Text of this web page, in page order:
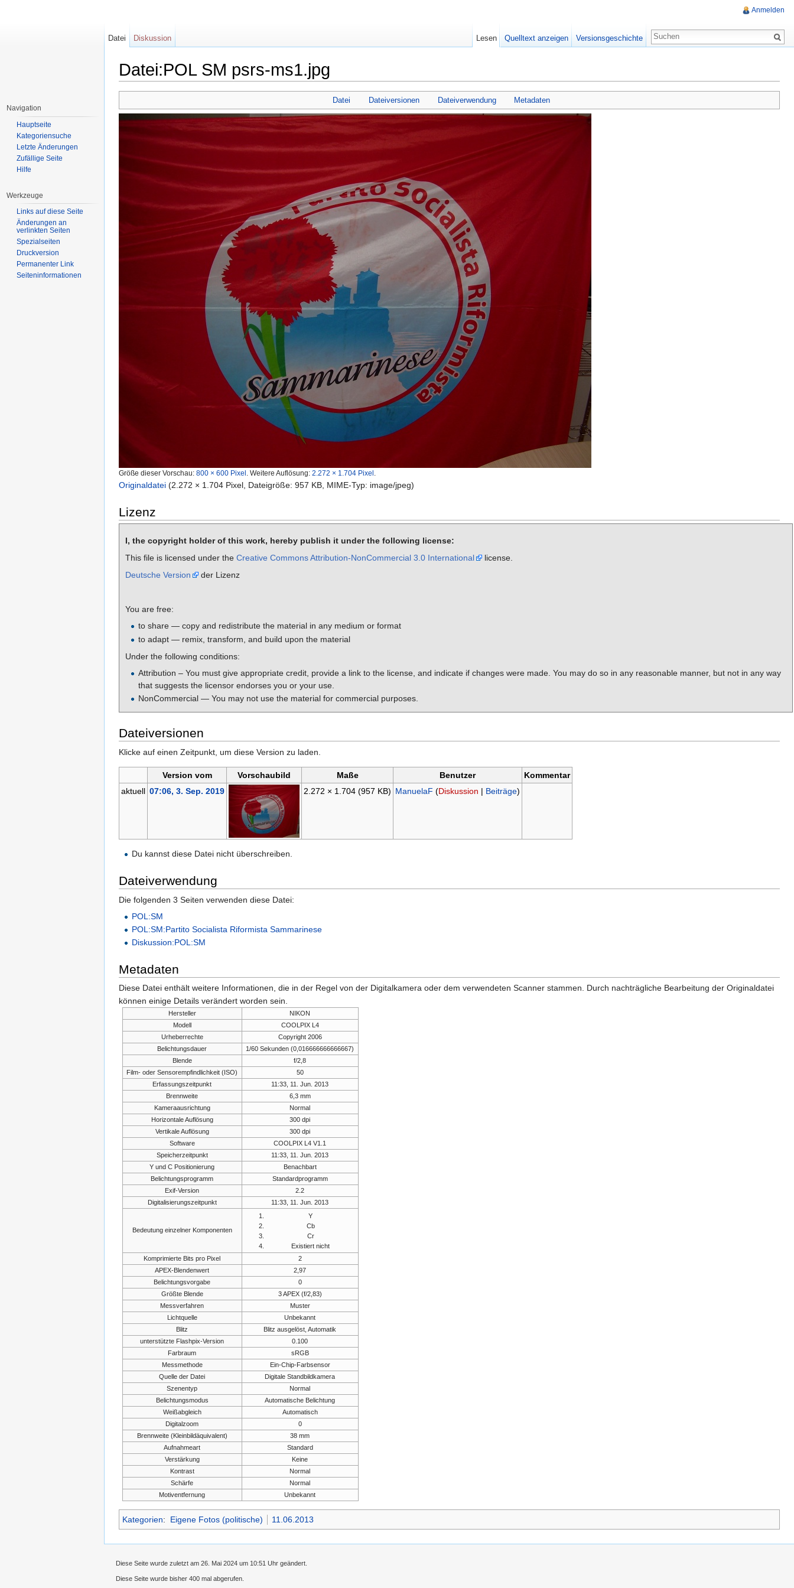
Datei:POL SM psrs-ms1.jpg
Datei Dateiversionen Dateiverwendung Metadaten
Größe dieser Vorschau: 800 × 600 Pixel Weitere Auflösung: 2.272 × 1.704 Pixel
Originaldatei (2.272 × 1.704 Pixel, Dateigröße: 957 KB, MIME-Typ: image/jpeg)
Lizenz
I, the copyright holder of this work, hereby publish it under the following license:
This file is licensed under the Creative Commons Attribution-NonCommercial 3.0 International
license.
Deutsche Version
der Lizenz
You are free:
to share — copy and redistribute the material in any medium or format
to adapt — remix, transform, and build upon the material
Under the following conditions:
Attribution – You must give appropriate credit, provide a link to the license, and indicate if changes were made. You may do so in any reasonable manner, but not in any way
that suggests the licensor endorses you or your use.
NonCommercial — You may not use the material for commercial purposes.
Dateiversionen
Klicke auf einen Zeitpunkt, um diese Version zu laden.
Version vom Vorschaubild Maße Benutzer
Kommentar
aktuell 07:06, 3. Sep. 2019 2.272 × 1.704 (957 KB) ManuelaF (Diskussion | Beiträge)
Du kannst diese Datei nicht überschreiben.
Dateiverwendung
Die folgenden 3 Seiten verwenden diese Datei:
POL:SM
POL:SM:Partito Socialista Riformista Sammarinese
Diskussion:POL:SM
Metadaten
Diese Datei enthält weitere Informationen, die in der Regel von der Digitalkamera oder dem verwendeten Scanner stammen. Durch nachträgliche Bearbeitung der Originaldatei
können einige Details verändert worden sein.
Hersteller
NIKON
Modell
COOLPIX L4
Urheberrechte
Copyright 2006
Belichtungsdauer
1/60 Sekunden (0,016666666666667)
Blende
f/2,8
Film- oder Sensorempfindlichkeit (ISO)
50
Erfassungszeitpunkt
11:33, 11. Jun. 2013
Brennweite
6,3 mm
Kameraausrichtung
Normal
Horizontale Auflösung
300 dpi
Vertikale Auflösung
300 dpi
Software
COOLPIX L4 V1.1
Speicherzeitpunkt
11:33, 11. Jun. 2013
Y und C Positionierung
Benachbart
Belichtungsprogramm
Standardprogramm
Exif-Version
2.2
Digitalisierungszeitpunkt
11:33, 11. Jun. 2013
Bedeutung einzelner Komponenten
Y
Cb
Cr
Existiert nicht
Komprimierte Bits pro Pixel
2
APEX-Blendenwert
2,97
Belichtungsvorgabe
0
Größte Blende
3 APEX (f/2,83)
Messverfahren
Muster
Lichtquelle
Unbekannt
Blitz
Blitz ausgelöst, Automatik
unterstützte Flashpix-Version
0.100
Farbraum
sRGB
Messmethode
Ein-Chip-Farbsensor
Quelle der Datei
Digitale Standbildkamera
Szenentyp
Normal
Belichtungsmodus
Automatische Belichtung
Weißabgleich
Automatisch
Digitalzoom
0
Brennweite (Kleinbildäquivalent)
38 mm
Aufnahmeart
Standard
Verstärkung
Keine
Kontrast
Normal
Schärfe
Normal
Motiventfernung
Unbekannt
Kategorien: Eigene Fotos (politische) 11.06.2013
Anmelden
Datei Diskussion Lesen Quelltext anzeigen Versionsgeschichte
Navigation
Hauptseite
Kategoriensuche
Letzte Änderungen
Zufällige Seite
Hilfe
Werkzeuge
Links auf diese Seite
Änderungen an
verlinkten Seiten
Spezialseiten
Druckversion
Permanenter Link
Seiteninformationen
Diese Seite wurde zuletzt am 26. Mai 2024 um 10:51 Uhr geändert.
Diese Seite wurde bisher 400 mal abgerufen.